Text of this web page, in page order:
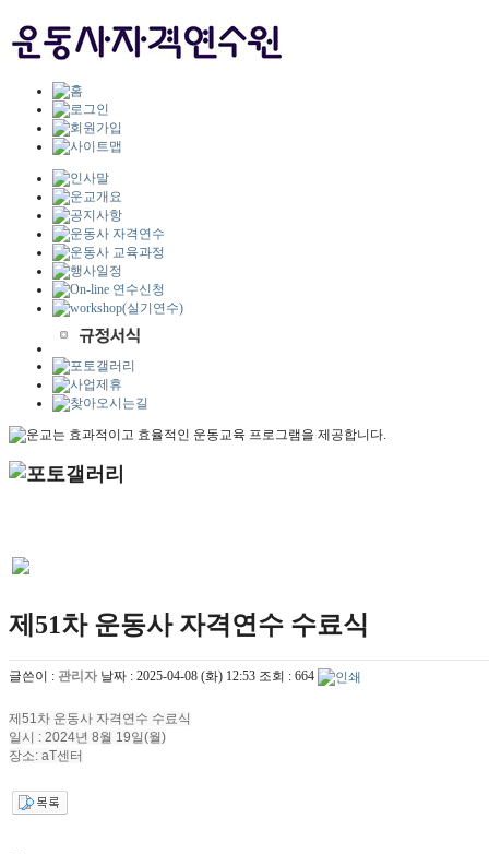
제51차 운동사 자격연수 수료식
글쓴이 : 관리자 날짜 : 2025-04-08 (화) 12:53 조회 : 664
제51차 운동사 자격연수 수료식
일시 : 2024년 8월 19일(월)
장소: aT센터